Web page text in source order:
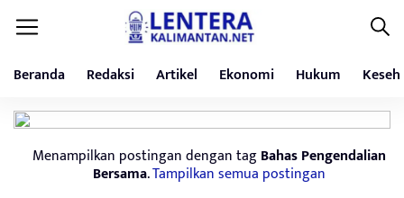
Beranda Redaksi Artikel Ekonomi Hukum
Menampilkan postingan dengan tagBahas Pengendalian
Bersama.Tampilkan semua postingan